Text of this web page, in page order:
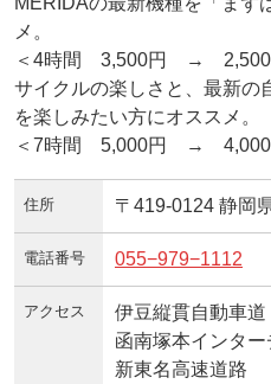
メ。
＜4時間 3,500円 →
サイクルの楽しさと、最新の
を楽しみたい方にオススメ。
＜7時間 5,000円 →
住所 〒419-0124 静岡
電話番号 055−979−1112
アクセス
伊豆縦貫自動車道
函南塚本インタ
新東名高速道路